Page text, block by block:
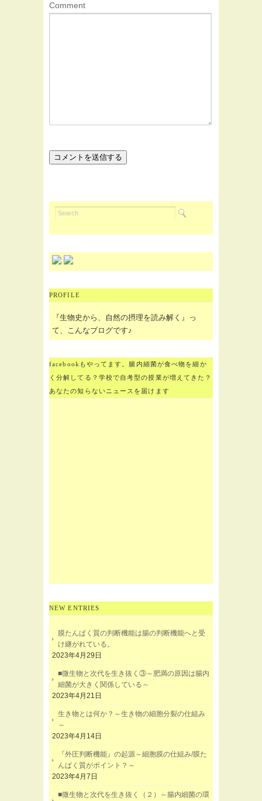
Comment
PROFILE
『生物史から、自然の摂理を読み解く』っ
て、こんなブログです♪
facebookもやってます。腸内細菌が食べ物を細か
く分解してる？学校で自考型の授業が増えてきた？
あなたの知らないニュースを届けます
NEW ENTRIES
膜たんぱく質の判断機能は腸の判断機能へと受
け継がれている。
2023年4月29日
■微生物と次代を生き抜く③～肥満の原因は腸内
細菌が大きく関係している～
2023年4月21日
生き物とは何か？～生き物の細胞分裂の仕組み
～
2023年4月14日
『外圧判断機能』の起源～細胞膜の仕組み/膜た
んぱく質がポイント？～
2023年4月7日
■微生物と次代を生き抜く（２）～腸内細菌の環